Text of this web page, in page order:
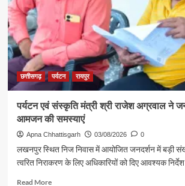
शिक्षा
मंत्री
गजेंद्र
यादव
ने
की
छत्तीसगढ़ पर्यटन रायपुर
पर्यटन एवं संस्कृति मंत्री श्री राजेश अग्रवाल ने
आमजन की समस्याएं
Apna Chhattisgarh 03/08/2026 0
लखनपुर स्थित निज निवास में आयोजित जनदर्शन में बड़ी
त्वरित निराकरण के लिए अधिकारियों को दिए आवश्यक
Read MoreRead